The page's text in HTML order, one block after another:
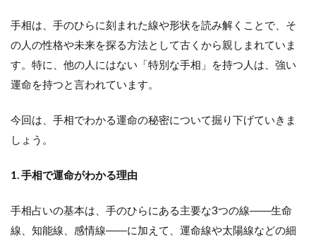
手相は、手のひらに刻まれた線や形状を読み解くことで、そ
の人の性格や未来を探る方法として古くから親しまれていま
す。特に、他の人にはない「特別な手相」を持つ人は、強い
運命を持つと言われています。
今回は、手相でわかる運命の秘密について掘り下げていきま
しょう。
1. 手相で運命がわかる理由
手相占いの基本は、手のひらにある主要な3つの線――生命
線、知能線、感情線――に加えて、運命線や太陽線などの細